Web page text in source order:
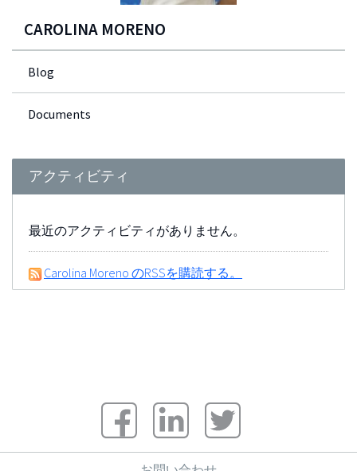
CAROLINA MORENO
Blog
Documents
アクティビティ
最近のアクティビティがありません。
Carolina Moreno のRSSを購読する。